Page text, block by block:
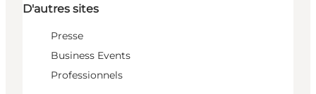
D'autres sites
Presse
Business Events
Professionnels